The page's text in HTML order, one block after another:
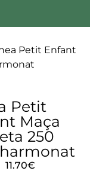
Petit Enfant
Petit
Maça
250
11.70€